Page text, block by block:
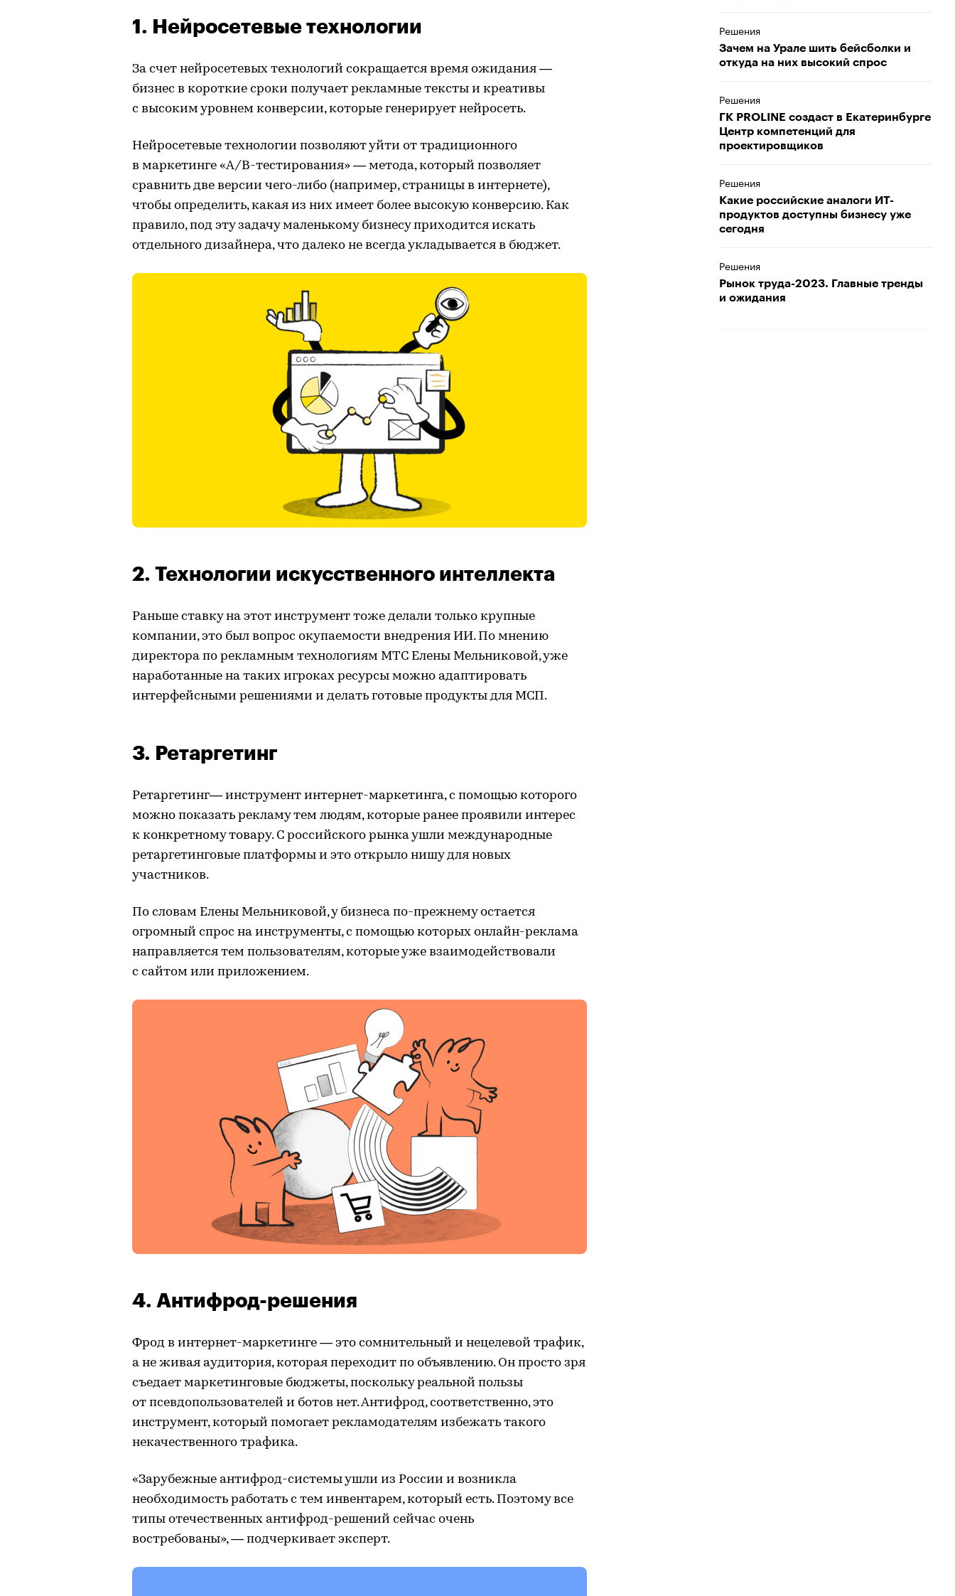
1. Нейросетевые технологии
За счет нейросетевых технологий сокращается время ожидания —
бизнес в короткие сроки получает рекламные тексты и креативы
с высоким уровнем конверсии, которые генерирует нейросеть.
Нейросетевые технологии позволяют уйти от традиционного
в маркетинге «A/B-тестирования» — метода, который позволяет
сравнить две версии чего-либо (например, страницы в интернете),
чтобы определить, какая из них имеет более высокую конверсию. Как
правило, под эту задачу маленькому бизнесу приходится искать
отдельного дизайнера, что далеко не всегда укладывается в бюджет.
2. Технологии искусственного интеллекта
Раньше ставку на этот инструмент тоже делали только крупные
компании, это был вопрос окупаемости внедрения ИИ. По мнению
директора по рекламным технологиям МТС Елены Мельниковой, уже
наработанные на таких игроках ресурсы можно адаптировать
интерфейсными решениями и делать готовые продукты для МСП.
3. Ретаргетинг
Ретаргетинг— инструмент интернет-маркетинга, с помощью которого
можно показать рекламу тем людям, которые ранее проявили интерес
к конкретному товару. С российского рынка ушли международные
ретаргетинговые платформы и это открыло нишу для новых
участников.
По словам Елены Мельниковой, у бизнеса по-прежнему остается
огромный спрос на инструменты, с помощью которых онлайн-реклама
направляется тем пользователям, которые уже взаимодействовали
с сайтом или приложением.
4. Антифрод-решения
Фрод в интернет-маркетинге — это сомнительный и нецелевой трафик,
а не живая аудитория, которая переходит по объявлению. Он просто зря
съедает маркетинговые бюджеты, поскольку реальной пользы
от псевдопользователей и ботов нет. Антифрод, соответственно, это
инструмент, который помогает рекламодателям избежать такого
некачественного трафика.
«Зарубежные антифрод-системы ушли из России и возникла
необходимость работать с тем инвентарем, который есть. Поэтому все
типы отечественных антифрод-решений сейчас очень
востребованы», — подчеркивает эксперт.
Решения
Зачем на Урале шить бейсболки и
откуда на них высокий спрос
Решения
ГК PROLINE создаст в Екатеринбурге
Центр компетенций для
проектировщиков
Решения
Какие российские аналоги ИТ-
продуктов доступны бизнесу уже
сегодня
Решения
Рынок труда-2023. Главные тренды
и ожидания